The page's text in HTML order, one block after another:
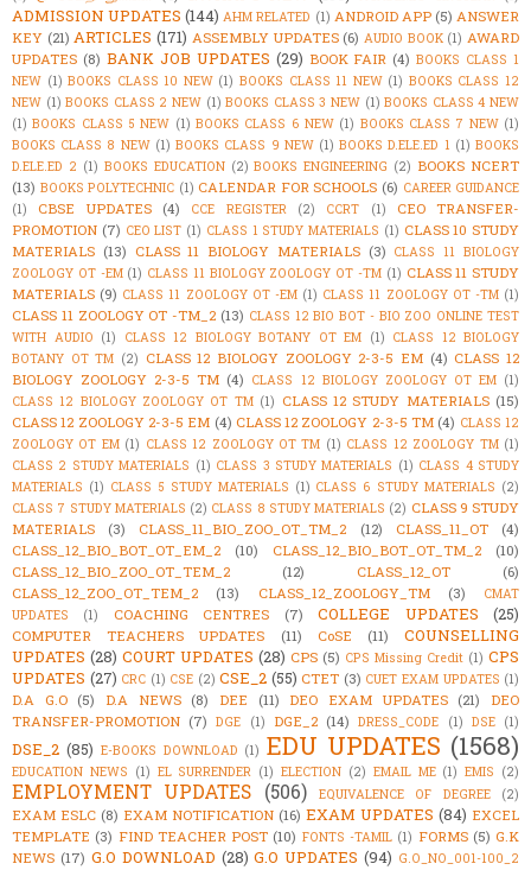
ADMISSION UPDATES (144) AHM RELATED (1) ANDROID APP (5) ANSWER
KEY (21) ARTICLES (171) ASSEMBLY UPDATES (6) AUDIO BOOK (1) AWARD
UPDATES (8) BANK JOB UPDATES (29) BOOK FAIR (4) BOOKS CLASS 1
NEW (1) BOOKS CLASS 10 NEW (1) BOOKS CLASS 11 NEW (1) BOOKS CLASS 12
NEW (1) BOOKS CLASS 2 NEW (1) BOOKS CLASS 3 NEW (1) BOOKS CLASS 4 NEW
(1) BOOKS CLASS 5 NEW (1) BOOKS CLASS 6 NEW (1) BOOKS CLASS 7 NEW (1)
BOOKS CLASS 8 NEW (1) BOOKS CLASS 9 NEW (1) BOOKS D.ELE.ED 1 (1) BOOKS
D.ELE.ED 2 (1) BOOKS EDUCATION (2) BOOKS ENGINEERING (2) BOOKS NCERT
(13) BOOKS POLYTECHNIC (1) CALENDAR FOR SCHOOLS (6) CAREER GUIDANCE
(1)
CBSE UPDATES (4) CCE REGISTER (2) CCRT (1)
CEO TRANSFER-
PROMOTION (7) CEO LIST (1) CLASS 1 STUDY MATERIALS (1) CLASS 10 STUDY
MATERIALS (13) CLASS 11 BIOLOGY MATERIALS (3) CLASS 11 BIOLOGY
ZOOLOGY OT -EM (1) CLASS 11 BIOLOGY ZOOLOGY OT -TM (1) CLASS 11 STUDY
MATERIALS (9) CLASS 11 ZOOLOGY OT -EM (1) CLASS 11 ZOOLOGY OT -TM (1)
CLASS 11 ZOOLOGY OT -TM_2 (13) CLASS 12 BIO BOT - BIO ZOO ONLINE TEST
WITH AUDIO (1) CLASS 12 BIOLOGY BOTANY OT EM (1) CLASS 12 BIOLOGY
BOTANY OT TM (2) CLASS 12 BIOLOGY ZOOLOGY 2-3-5 EM (4) CLASS 12
BIOLOGY ZOOLOGY 2-3-5 TM (4) CLASS 12 BIOLOGY ZOOLOGY OT EM (1)
CLASS 12 BIOLOGY ZOOLOGY OT TM (1) CLASS 12 STUDY MATERIALS (15)
CLASS 12 ZOOLOGY 2-3-5 EM (4) CLASS 12 ZOOLOGY 2-3-5 TM (4) CLASS 12
ZOOLOGY OT EM (1) CLASS 12 ZOOLOGY OT TM (1) CLASS 12 ZOOLOGY TM (1)
CLASS 2 STUDY MATERIALS (1) CLASS 3 STUDY MATERIALS (1) CLASS 4 STUDY
MATERIALS (1) CLASS 5 STUDY MATERIALS (1) CLASS 6 STUDY MATERIALS (2)
CLASS 7 STUDY MATERIALS (2) CLASS 8 STUDY MATERIALS (2) CLASS 9 STUDY
MATERIALS
(3) CLASS_11_BIO_ZOO_OT_TM_2 (12) CLASS_11_OT
(4)
CLASS_12_BIO_BOT_OT_EM_2
(10) CLASS_12_BIO_BOT_OT_TM_2
(10)
CLASS_12_BIO_ZOO_OT_TEM_2
(12) CLASS_12_OT
(6)
CLASS_12_ZOO_OT_TEM_2
(13) CLASS_12_ZOOLOGY_TM (3)
CMAT
UPDATES
(1) COACHING CENTRES (7) COLLEGE UPDATES (25)
COMPUTER TEACHERS UPDATES (11) CoSE (11)
COUNSELLING
UPDATES (28) COURT UPDATES (28) CPS (5) CPS Missing Credit (1) CPS
UPDATES (27) CRC (1) CSE (2) CSE_2 (55) CTET (3) CUET EXAM UPDATES (1)
D.A G.O (5) D.A NEWS (8) DEE (11) DEO EXAM UPDATES (21)
DEO
TRANSFER-PROMOTION (7) DGE (1) DGE_2 (14) DRESS_CODE (1) DSE (1)
DSE_2 (85) E-BOOKS DOWNLOAD (1) EDU UPDATES (1568)
EDUCATION NEWS (1) EL SURRENDER (1) ELECTION (2) EMAIL ME (1) EMIS (2)
EMPLOYMENT UPDATES (506) EQUIVALENCE OF DEGREE (2)
EXAM ESLC (8) EXAM NOTIFICATION (16) EXAM UPDATES (84) EXCEL
TEMPLATE (3) FIND TEACHER POST (10) FONTS -TAMIL (1) FORMS (5) G.K
NEWS (17) G.O DOWNLOAD (28) G.O UPDATES (94) G.O_NO_001-100_2